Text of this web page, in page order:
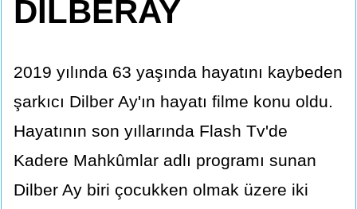
DİLBERAY
2019 yılında 63 yaşında hayatını kaybeden
şarkıcı Dilber Ay'ın hayatı filme konu oldu.
Hayatının son yıllarında Flash Tv'de
Kadere Mahkûmlar adlı programı sunan
Dilber Ay biri çocukken olmak üzere iki